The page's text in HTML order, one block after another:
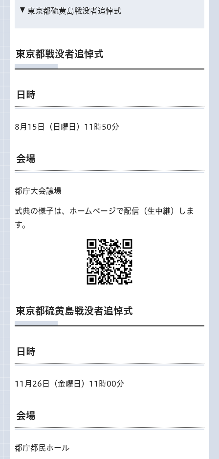
東京都硫黄島戦没者追悼式
東京都戦没者追悼式
日時
8月15日（日曜日）11時50分
会場
都庁大会議場
式典の様子は、ホームページで配信（生中継）しま
す。
東京都硫黄島戦没者追悼式
日時
11月26日（金曜日）11時00分
会場
都庁都民ホール